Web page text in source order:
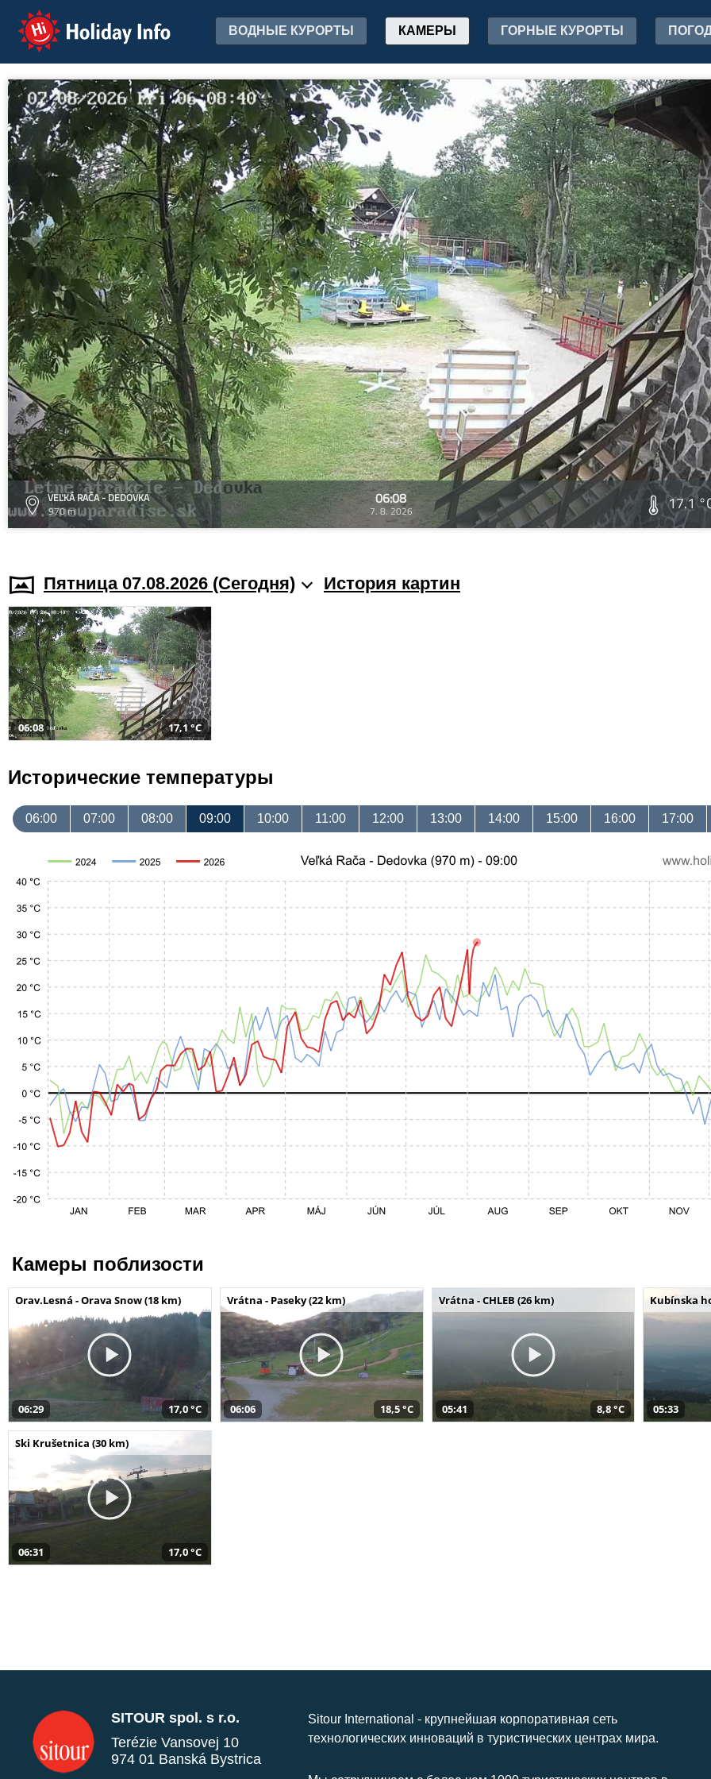
Holiday Info ВОДНЫЕ КУРОРТЫ КАМЕРЫ ГОРНЫЕ КУРОРТЫ
VEĽKÁ RAČA - DEDOVKA
970 m
06:08
7. 8. 2026 17.1
Пятница 07.08.2026 (Cегодня) История картин
06:08 17,1 °C
Исторические температуры
06:00 07:00 08:00 09:00 10:00 11:00 12:00 13:00 14:00 15:00 16:00 17:00
Камеры поблизости
Orav.Lesná - Orava Snow (18 km)
06:29 17,0 °C
Vrátna - Paseky (22 km)
06:06 18,5 °C
Vrátna - CHLEB (26 km)
05:41 8,8 °C
Kubínska
05:33
Ski Krušetnica (30 km)
06:31 17,0 °C
SITOUR spol. s r.o.
Terézie Vansovej 10
974 01 Banská Bystrica
Sitour International - крупнейшая корпоративная сеть
технологических инноваций в туристических центрах мира.